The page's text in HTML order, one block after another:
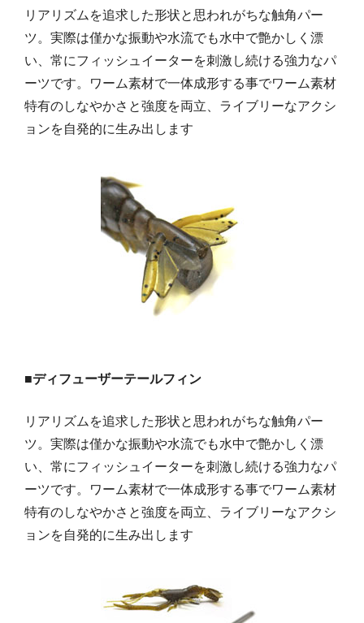
リアリズムを追求した形状と思われがちな触角パー
ツ。実際は僅かな振動や水流でも水中で艶かしく漂
い、常にフィッシュイーターを刺激し続ける強力なパ
ーツです。ワーム素材で一体成形する事でワーム素材
特有のしなやかさと強度を両立、ライブリーなアクシ
ョンを自発的に生み出します
■ディフューザーテールフィン
リアリズムを追求した形状と思われがちな触角パー
ツ。実際は僅かな振動や水流でも水中で艶かしく漂
い、常にフィッシュイーターを刺激し続ける強力なパ
ーツです。ワーム素材で一体成形する事でワーム素材
特有のしなやかさと強度を両立、ライブリーなアクシ
ョンを自発的に生み出します